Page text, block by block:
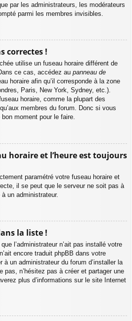
par les administrateurs, les modérateurs
parmi les membres invisibles.
correctes !
utilise un fuseau horaire différent de
ce cas, accédez au panneau de
horaire afin qu’il corresponde à la zone
Paris, New York, Sydney, etc.).
horaire, comme la plupart des
membres du forum. Donc si vous
bon moment pour le faire.
horaire et l’heure est toujours
paramétré votre fuseau horaire et
il se peut que le serveur ne soit pas à
un administrateur.
la liste !
l’administrateur n’ait pas installé votre
encore traduit phpBB dans votre
à un administrateur du forum d’installer la
pas, n’hésitez pas à créer et partager une
plus d’informations sur le site Internet